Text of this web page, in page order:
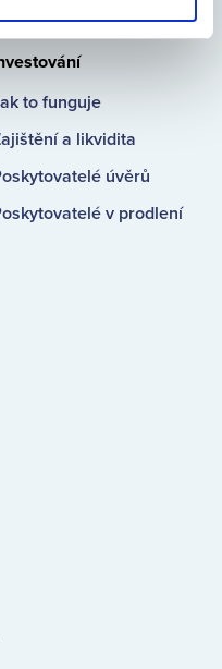
to funguje
a likvidita
úvěrů
v prodlení